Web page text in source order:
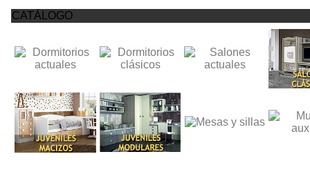
CATÁLOGO